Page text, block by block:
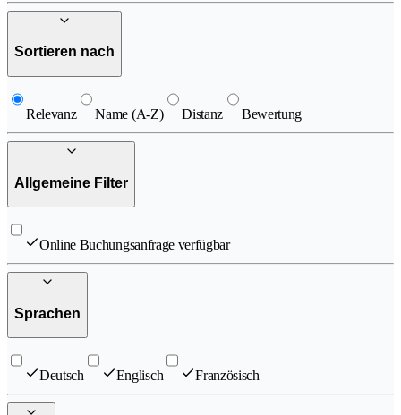
Sortieren nach
Relevanz Name (A-Z) Distanz Bewertung
Allgemeine Filter
Online Buchungsanfrage verfügbar
Sprachen
Deutsch Englisch Französisch